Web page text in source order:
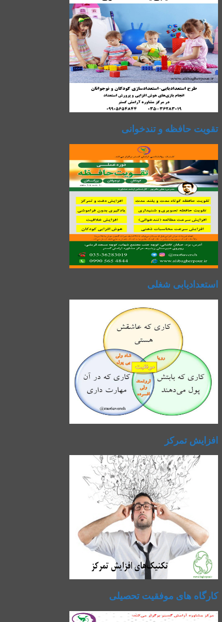
تقویت حافظه و تندخوانی
استعدادیابی شغلی
افزایش تمرکز
کارگاه های موفقیت تحصیلی